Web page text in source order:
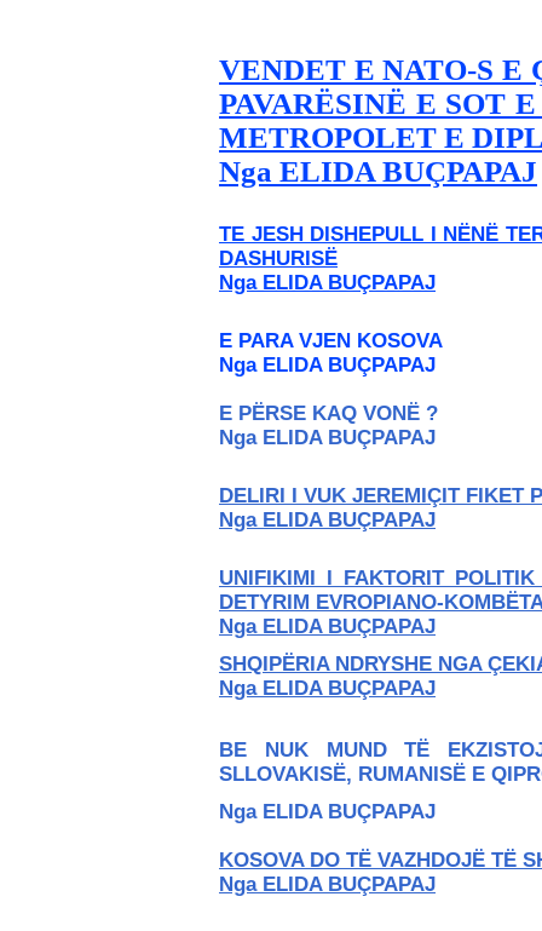
VENDET E NATO-S E
PAVARËSINË E SOT
METROPOLET E
Nga ELIDA BUÇPAPAJ
TE JESH DISHEPULL I NËNË
DASHURISË
Nga ELIDA BUÇPAPAJ
E PARA VJEN KOSOVA
Nga ELIDA BUÇPAPAJ
E PËRSE KAQ VONË ?
Nga ELIDA BUÇPAPAJ
DELIRI I VUK JEREMIÇIT FIKET
Nga ELIDA BUÇPAPAJ
UNIFIKIMI I FAKTORIT
DETYRIM EVROPIANO-
Nga ELIDA BUÇPAPAJ
SHQIPËRIA NDRYSHE NGA
Nga ELIDA BUÇPAPAJ
BE NUK MUND TË
SLLOVAKISË, RUMANISË E
Nga ELIDA BUÇPAPAJ
KOSOVA DO TË VAZHDOJË TË
Nga ELIDA BUÇPAPAJ